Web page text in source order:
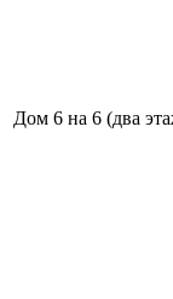
Дом 6 на 6 (два